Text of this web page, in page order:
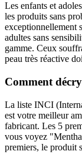
Les enfants et
les produits sans
exceptionnellement
adultes sans
gamme. Ceux
peau très réactive
Comment
La liste INCI
est votre meilleur
fabricant. Les 5
vous voyez
premiers, le produit